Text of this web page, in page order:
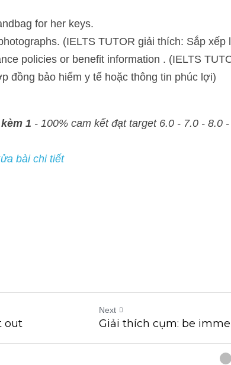
for her keys.
(IELTS TUTOR giải thích: Sắp xếp lại đống ảnh
or benefit information . (IELTS TUTOR giải thích:
thông tin phúc lợi)
- 100% cam kết đạt target 6.0 - 7.0 - 8.0 - Đảm bảo đầu ra -
tiết
out
Next
Giải thích cụm: be